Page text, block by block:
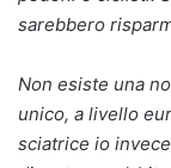
sarebbero
Non esiste una
unico, a livello
sciatrice io